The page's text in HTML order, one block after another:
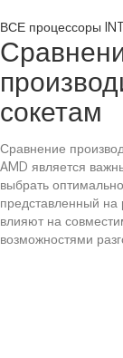
ВСЕ процессоры
сокетам
Сравнение
AMD является
выбрать
представленный на
влияют на
возможностями